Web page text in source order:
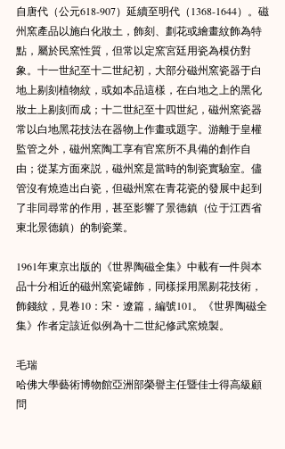
自唐代（公元618-907）延續至明代（1368-1644）。磁
州窯產品以施白化妝土，飾刻、劃花或繪畫紋飾為特
點，屬於民窯性質，但常以定窯宮廷用瓷為模仿對
象。十一世紀至十二世紀初，大部分磁州窯瓷器于白
地上剔刻植物紋，或如本品這樣，在白地之上的黑化
妝土上剔刻而成；十二世紀至十四世紀，磁州窯瓷器
常以白地黑花技法在器物上作畫或題字。游離于皇權
監管之外，磁州窯陶工享有官窯所不具備的創作自
由；從某方面來説，磁州窯是當時的制瓷實驗室。儘
管沒有燒造出白瓷，但磁州窯在青花瓷的發展中起到
了非同尋常的作用，甚至影響了景德鎮（位于江西省
東北景德鎮）的制瓷業。
1961年東京出版的《世界陶磁全集》中載有一件與本
品十分相近的磁州窯瓷罐飾，同樣採用黑剔花技術，
飾錢紋，見卷10：宋・遼篇，編號101。《世界陶磁全
集》作者定該近似例為十二世紀修武窯燒製。
毛瑞
哈佛大學藝術博物館亞洲部榮譽主任暨佳士得高級顧
問